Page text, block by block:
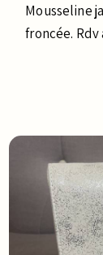
Mousseline
froncée. Rdv